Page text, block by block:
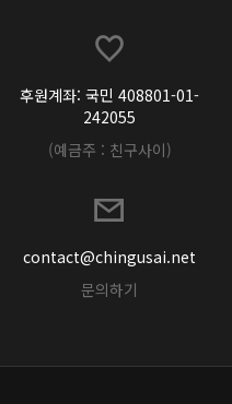
후원계좌: 국민 408801-01-
242055
(예금주 : 친구사이)
contact@chingusai.net
문의하기